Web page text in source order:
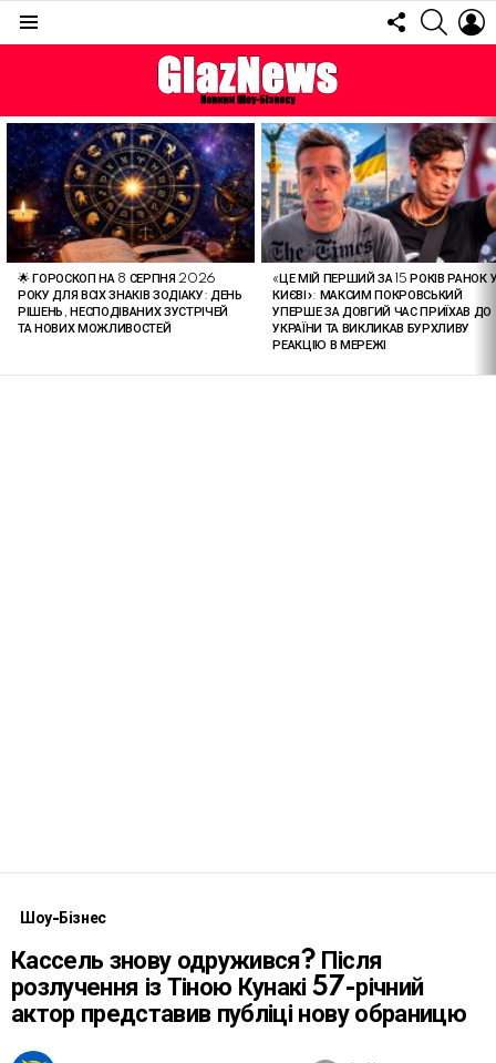
FOLLOW
US
ОСТАННІ
СТАТТІ
🌟 ГОРОСКОП НА 8 СЕРПНЯ 2026
РОКУ ДЛЯ ВСІХ ЗНАКІВ ЗОДІАКУ: ДЕНЬ
РІШЕНЬ, НЕСПОДІВАНИХ ЗУСТРІЧЕЙ
ТА НОВИХ МОЖЛИВОСТЕЙ
«ЦЕ МІЙ ПЕРШИЙ ЗА 15 РОКІВ РАНОК
КИЄВІ»: МАКСИМ ПОКРОВСЬКИЙ
УПЕРШЕ ЗА ДОВГИЙ ЧАС ПРИЇХАВ ДО
УКРАЇНИ ТА ВИКЛИКАВ БУРХЛИВУ
РЕАКЦІЮ В МЕРЕЖІ
Шоу-Бізнес
Кассель знову одружився? Після
розлучення із Тіною Кунакі 57-річний
актор представив публіці нову обраницю